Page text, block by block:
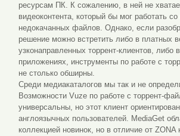
ресурсам ПК. К сожалению, в ней не
видеоконтента, который бы мог работать
недокачанных файлов. Однако, если
решение можно встретить либо в платных
узконаправленных торрент-клиентов, либо
приложениях, инструменты по работе с
не столько обширны.
Среди медиакаталогов мы так и не
Возможности Vuze по работе с торрент-
универсальны, но этот клиент
англоязычных пользователей. MediaGet
коллекцией новинок, но в отличие от ZONA